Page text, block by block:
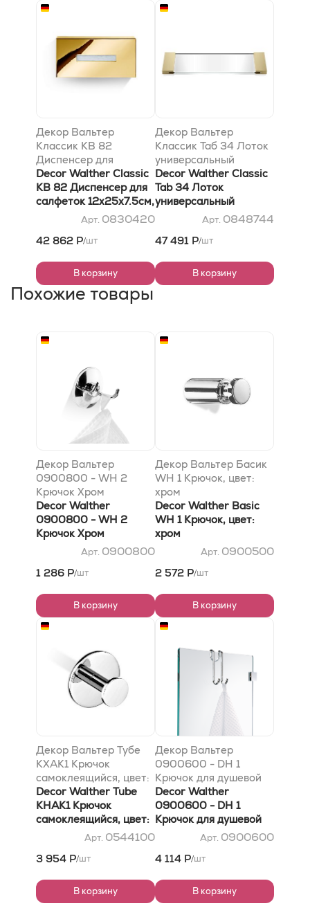
Декор Вальтер
Классик KB 82
Диспенсер для
салфеток 12x25x7.5см,
цвет: золото
Decor Walther Classic
KB 82 Диспенсер для
салфеток 12x25x7.5см,
цвет: золото
Арт. 0830420
42 862 Р/шт
В корзину
Декор Вальтер
Классик Таб 34 Лоток
универсальный
34x12см, прозрачное
стекло, цвет: золото
матовое
Decor Walther Classic
Tab 34 Лоток
универсальный
34x12см, прозрачное
стекло, цвет: золото
матовое
Арт. 0848744
47 491 Р/шт
В корзину
Похожие товары
Декор Вальтер
0900800 - WH 2
Крючок Хром
Decor Walther
0900800 - WH 2
Крючок Хром
Арт. 0900800
1 286 Р/шт
В корзину
Декор Вальтер Басик
WH 1 Крючок, цвет:
хром
Decor Walther Basic
WH 1 Крючок, цвет:
хром
Арт. 0900500
2 572 Р/шт
В корзину
Декор Вальтер Тубе
КХАК1 Крючок
самоклеящийся, цвет:
хром
Decor Walther Tube
KHAK1 Крючок
самоклеящийся, цвет:
Арт. 0544100
3 954 Р/шт
В корзину
Декор Вальтер
0900600 - DH 1
Крючок для душевой
двери Хром
Decor Walther
0900600 - DH 1
Крючок для душевой
двери ХромАрт. 0900600
4 114 Р/шт
В корзину